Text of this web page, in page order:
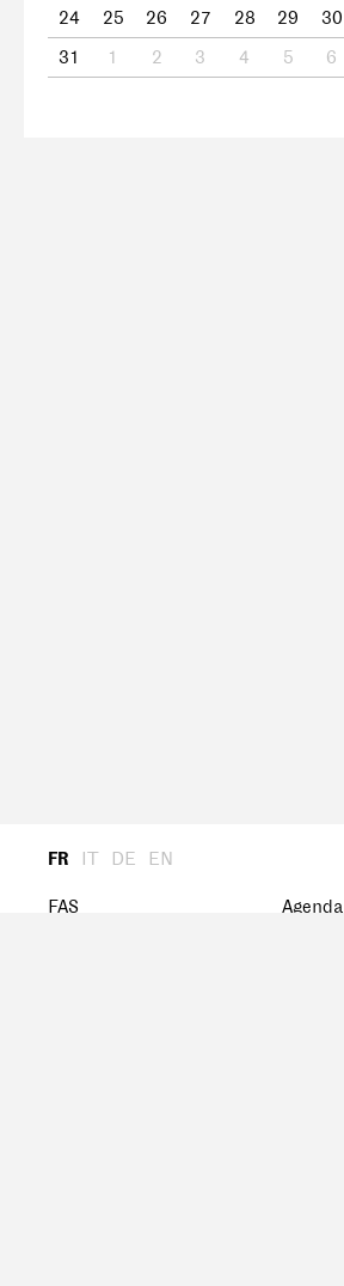
24
25 26 27 28 29
30
31
1 2 3 4 5 6
FR IT DE EN
FAS
Agenda